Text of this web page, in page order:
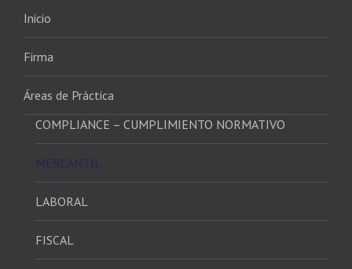
Inicio
Firma
Áreas de Práctica
COMPLIANCE – CUMPLIMIENTO NORMATIVO
MERCANTIL
LABORAL
FISCAL